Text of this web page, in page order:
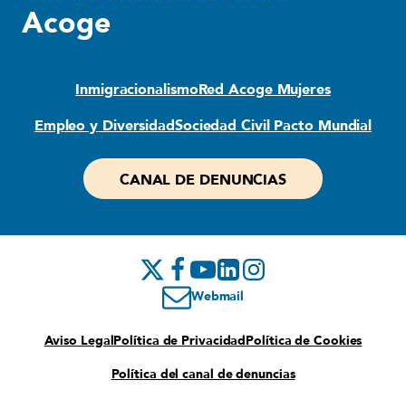
Acoge
InmigracionalismoRed Acoge Mujeres
Empleo y DiversidadSociedad Civil Pacto Mundial
CANAL DE DENUNCIAS
Webmail
Aviso LegalPolítica de PrivacidadPolítica de Cookies
Política del canal de denuncias